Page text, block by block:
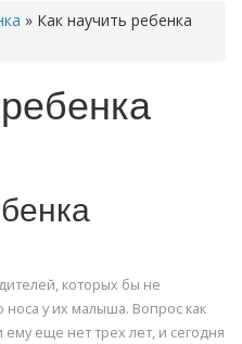
» Как научить ребенка
которых бы не
у их малыша. Вопрос как
еще нет трех лет, и сегодня